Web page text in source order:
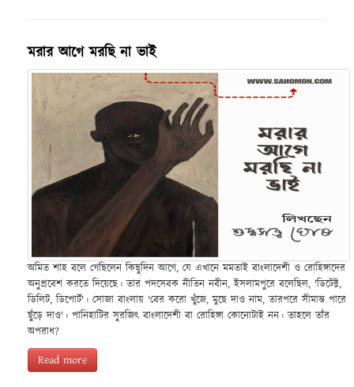
মরার আগে মরছি না ভাই
অমিত শাহ বলে গেছিলেন কিছুদিন আগে, যে এখানে মমতাই বাংলাদেশী ও রোহিঙ্গাদের
অনুপ্রবেশ করতে দিয়েছে। তার পদসেবক নীতিন নবীন, ইসলামপুরে বলেছিল, 'ডিটেক্ট,
ডিলিট, ডিপোর্ট'। সোজা বাংলায় 'বের করো খুঁজে, মুছে দাও নাম, তারপরে সীমান্ত পারে
ছুঁড়ে দাও'। পানিহাটির সুরজিৎ বাংলাদেশী বা রোহিঙ্গা কোনোটাই নন। তাহলে তাঁর
অপরাধ?
Read more